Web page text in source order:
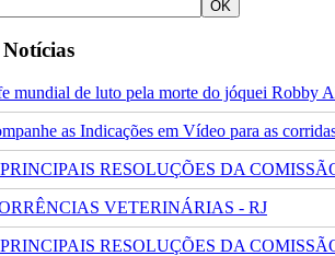
mundial de luto pela morte do jóquei Robby
as Indicações em Vídeo para as
RESOLUÇÕES DA
VETERINÁRIAS - RJ
RESOLUÇÕES DA